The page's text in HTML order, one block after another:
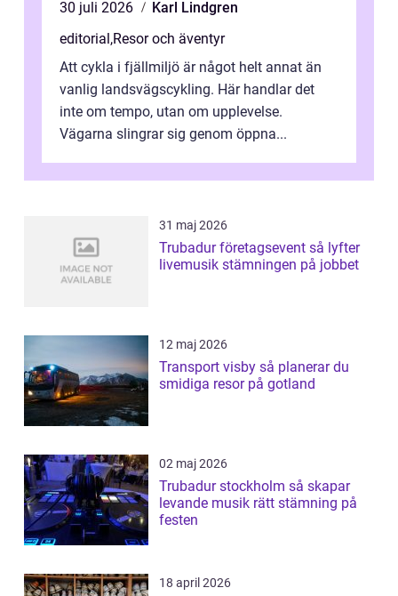
30 juli 2026
Karl Lindgren
editorial,Resor och äventyr
Att cykla i fjällmiljö är något helt annat än
vanlig landsvägscykling. Här handlar det
inte om tempo, utan om upplevelse.
Vägarna slingrar sig genom öppna...
31 maj 2026
Trubadur företagsevent så lyfter
livemusik stämningen på jobbet
12 maj 2026
Transport visby så planerar du
smidiga resor på gotland
02 maj 2026
Trubadur stockholm så skapar
levande musik rätt stämning på
festen
18 april 2026